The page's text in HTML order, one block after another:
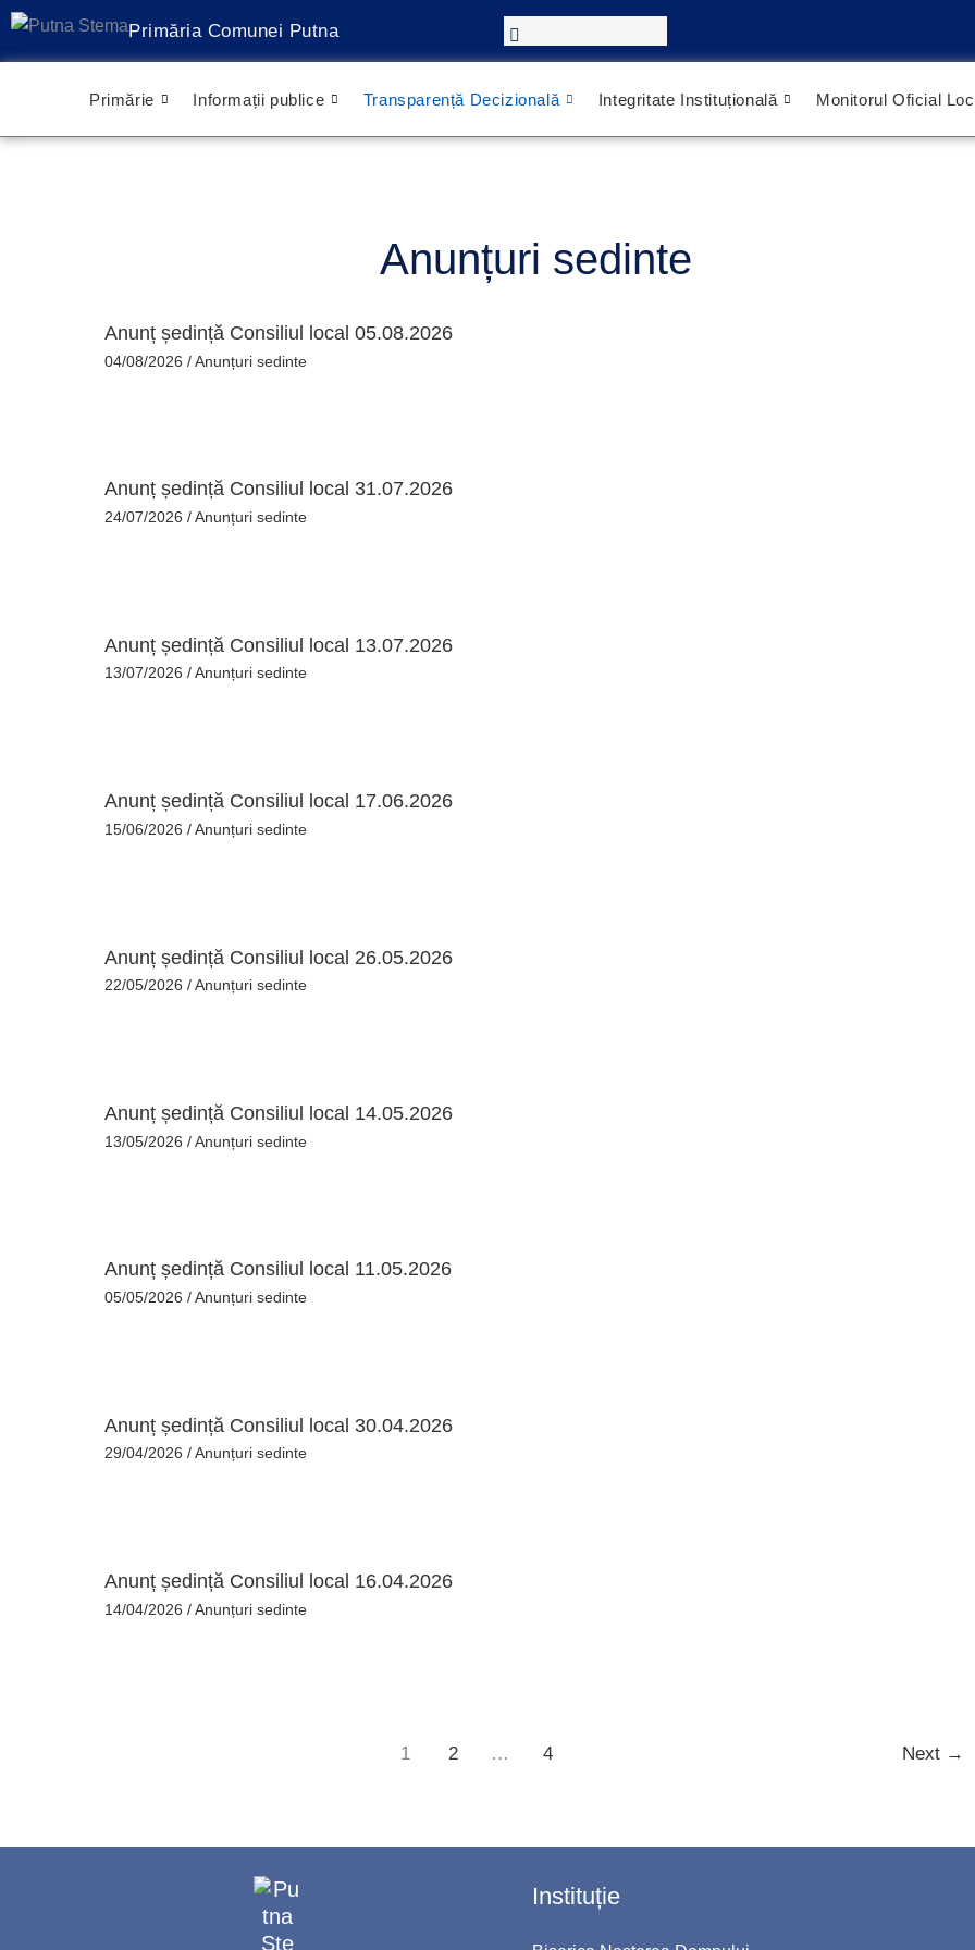
Treci
conținut
Primăria Comunei Putna
Primărie Informații publice Transparență Decizională Integritate Instituțională Monitorul Oficial
Anunțuri sedinte
Anunț ședință Consiliul local 05.08.2026
04/08/2026 /Anunțuri sedinte
Anunț ședință Consiliul local 31.07.2026
24/07/2026 /Anunțuri sedinte
Anunț ședință Consiliul local 13.07.2026
13/07/2026 /Anunțuri sedinte
Anunț ședință Consiliul local 17.06.2026
15/06/2026 /Anunțuri sedinte
Anunț ședință Consiliul local 26.05.2026
22/05/2026 /Anunțuri sedinte
Anunț ședință Consiliul local 14.05.2026
13/05/2026 /Anunțuri sedinte
Anunț ședință Consiliul local 11.05.2026
05/05/2026 /Anunțuri sedinte
Anunț ședință Consiliul local 30.04.2026
29/04/2026 /Anunțuri sedinte
Anunț ședință Consiliul local 16.04.2026
14/04/2026 /Anunțuri sedinte
1 2 … 4 Next →
Instituție